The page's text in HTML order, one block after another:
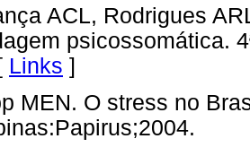
ACL, Rodrigues
psicossomática.
Links ]
MEN. O stress no